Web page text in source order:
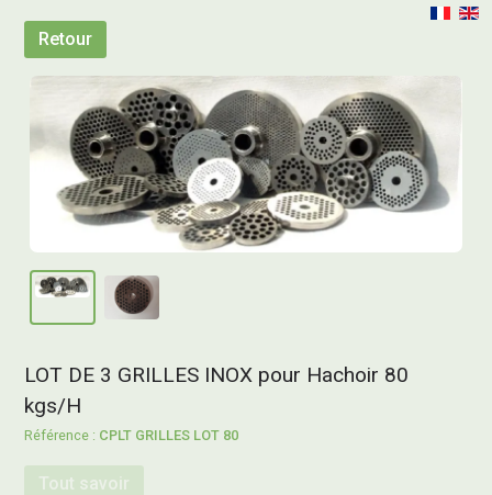
Retour
LOT DE 3 GRILLES INOX pour Hachoir 80
kgs/H
CPLT GRILLES LOT 80
Tout savoir